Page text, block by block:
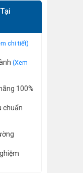
chi tiết)
(Xem
100%
chuẩn